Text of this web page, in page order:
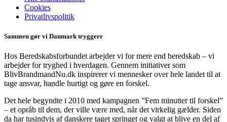
Cookies
Privatlivspolitik
Sammen gør vi Danmark tryggere
Hos Beredskabsforbundet arbejder vi for mere end beredskab – vi
arbejder for tryghed i hverdagen. Gennem initiativer som
BlivBrandmandNu.dk inspirerer vi mennesker over hele landet til at
tage ansvar, handle hurtigt og gøre en forskel.
Det hele begyndte i 2010 med kampagnen ”Fem minutter til forskel”
– et opråb til dem, der ville være med, når det virkelig gælder. Siden
da har tusindvis af danskere taget springet og valgt at blive en del af